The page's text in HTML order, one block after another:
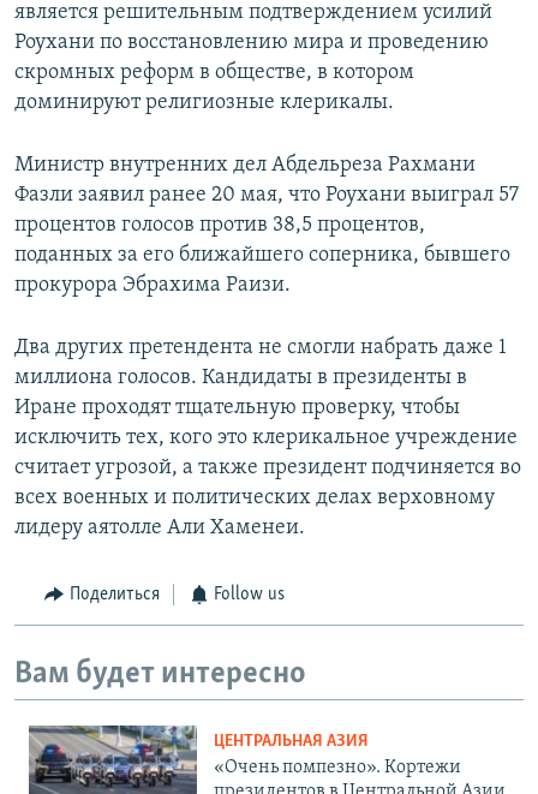
является решительным подтверждением усилий
Роухани по восстановлению мира и проведению
скромных реформ в обществе, в котором
доминируют религиозные клерикалы.
Министр внутренних дел Абдельреза Рахмани
Фазли заявил ранее 20 мая, что Роухани выиграл 57
процентов голосов против 38,5 процентов,
поданных за его ближайшего соперника, бывшего
прокурора Эбрахима Раизи.
Два других претендента не смогли набрать даже 1
миллиона голосов. Кандидаты в президенты в
Иране проходят тщательную проверку, чтобы
исключить тех, кого это клерикальное учреждение
считает угрозой, а также президент подчиняется во
всех военных и политических делах верховному
лидеру аятолле Али Хаменеи.
Поделиться Follow us
Вам будет интересно
ЦЕНТРАЛЬНАЯ АЗИЯ
«Очень помпезно». Кортежи